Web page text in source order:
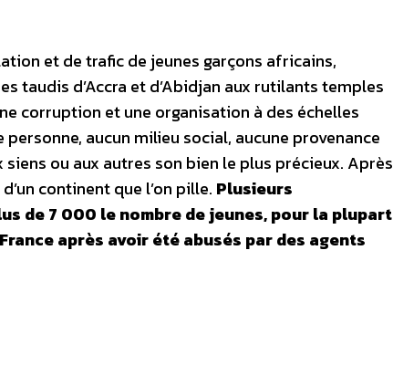
et de trafic de jeunes garçons africains,
taudis d’Accra et d’Abidjan aux rutilants temples
corruption et une organisation à des échelles
aucun milieu social, aucune provenance
ou aux autres son bien le plus précieux. Après
continent que l’on pille. Plusieurs
de 7 000 le nombre de jeunes, pour la plupart
après avoir été abusés par des agents